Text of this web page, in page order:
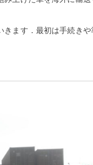
ます．最初は手続き